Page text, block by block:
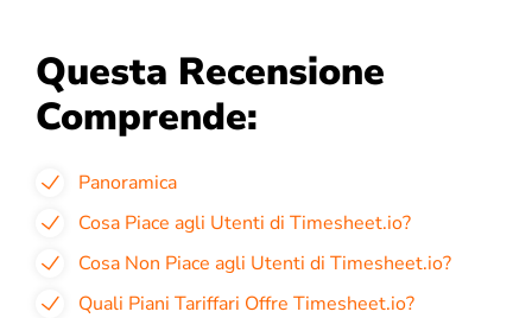
Questa Recensione
Comprende:
Panoramica
Cosa Piace agli Utenti di Timesheet.io?
Cosa Non Piace agli Utenti di Timesheet.io?
Quali Piani Tariffari Offre Timesheet.io?